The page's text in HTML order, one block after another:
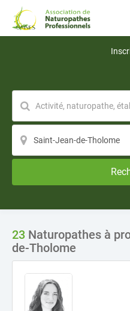
23 Naturopathes à
de-Tholome